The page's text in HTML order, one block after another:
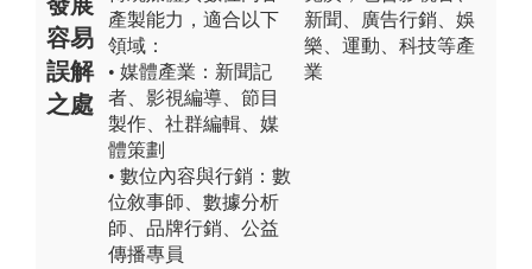
容易
誤解
之處
產製能力，適合以下
領域：
• 媒體產業：新聞記
者、影視編導、節目
製作、社群編輯、媒
體策劃
• 數位內容與行銷：數
位敘事師、數據分析
師、品牌行銷、公益
傳播專員
新聞、廣告行銷、娛
樂、運動、科技等產
業